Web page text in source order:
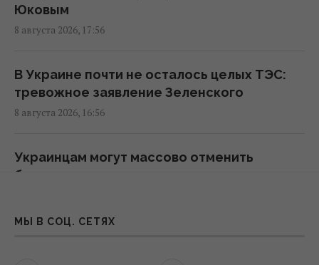
19:19 суббота, 08 августа 2026
предостерег от ошибочного взгляда на
войну
18:43 суббота, 08 августа 2026
"Молимся, когда везем пациента": медики
рассказали BBC об охоте российских
Юковым
8 августа 2026, 17:56
В Украине почти не осталось целых ТЭС:
тревожное заявление Зеленского
8 августа 2026, 16:56
Украинцам могут массово отменить
бронирование за сутки: юрист назвал
МЫ В СОЦ. СЕТЯХ